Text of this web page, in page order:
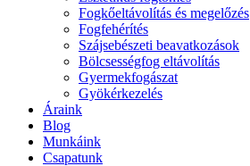
Fogkőeltávolítás és megelőzés
Fogfehérítés
Szájsebészeti beavatkozások
Bölcsességfog eltávolítás
Gyermekfogászat
Gyökérkezelés
Áraink
Blog
Munkáink
Csapatunk